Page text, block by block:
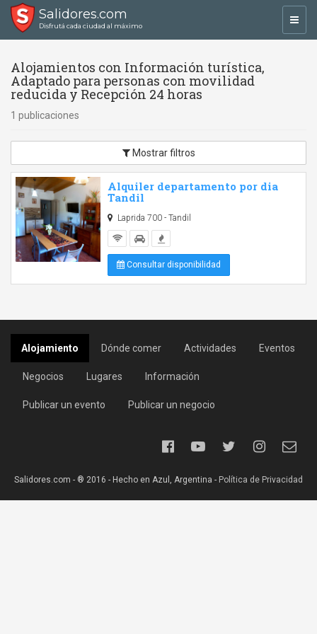
Salidores.com
Disfrutá cada ciudad al máximo
Alojamientos con Información turística,
Adaptado para personas con movilidad
reducida y Recepción 24 horas
1 publicaciones
Mostrar filtros
Alquiler departamento por dia
Tandil
Laprida 700 - Tandil
Consultar disponibilidad
Alojamiento Dónde comer Actividades Eventos
Negocios Lugares Información
Publicar un evento Publicar un negocio
Salidores.com - ® 2016 - Hecho en Azul, Argentina - Política de Privacidad